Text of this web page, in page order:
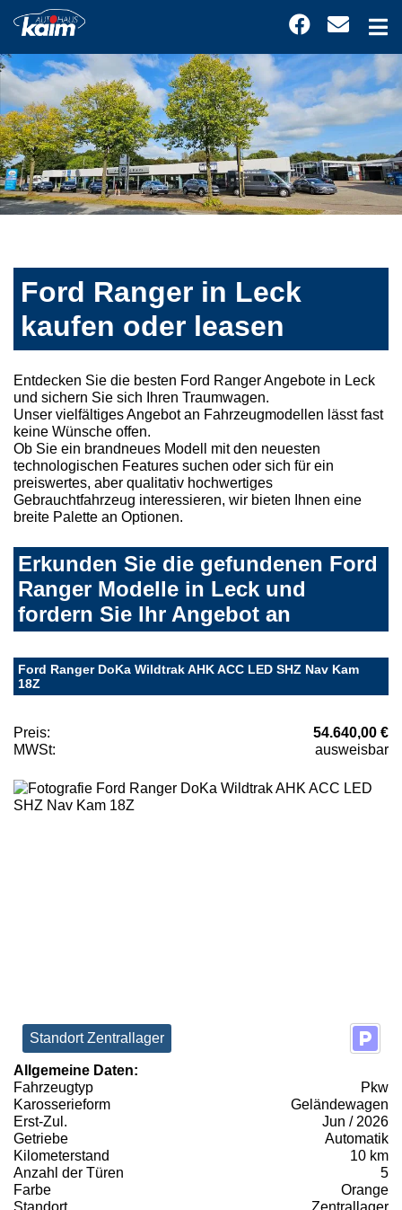
Ford Ranger in Leck
kaufen oder leasen
Entdecken Sie die besten Ford Ranger Angebote in Leck
und sichern Sie sich Ihren Traumwagen.
Unser vielfältiges Angebot an Fahrzeugmodellen lässt fast
keine Wünsche offen.
Ob Sie ein brandneues Modell mit den neuesten
technologischen Features suchen oder sich für ein
preiswertes, aber qualitativ hochwertiges
Gebrauchtfahrzeug interessieren, wir bieten Ihnen eine
breite Palette an Optionen.
Erkunden Sie die gefundenen Ford
Ranger Modelle in Leck und
fordern Sie Ihr Angebot an
Ford Ranger DoKa Wildtrak AHK ACC LED SHZ Nav Kam
18Z
Preis:
54.640,00 €
MWSt:
ausweisbar
Standort Zentrallager
Allgemeine Daten:
Fahrzeugtyp
Pkw
Karosserieform
Geländewagen
Erst-Zul.
Jun / 2026
Getriebe
Automatik
Kilometerstand
10 km
Anzahl der Türen
5
Farbe
Orange
Standort
Zentrallager